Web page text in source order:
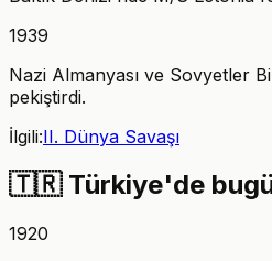
1939
Nazi Almanyası ve Sovyetler
pekiştirdi.
İlgili:II. Dünya Savaşı
🇹🇷 Türkiye'de
1920